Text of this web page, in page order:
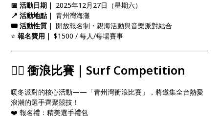
📅 活動日期｜ 2025年12月27日（星期六）
📍 活動地點｜ 青州灣海灘
🎟️ 活動性質｜ 開放報名制・親海活動與音樂派對結合
⭐報名費用｜ $1500 / 每人/每場賽事
🏄‍♂️ 衝浪比賽｜Surf Competition
暖冬派對的核心活動——「青州灣衝浪比賽」，將邀集全台熱愛
浪潮的選手齊聚競技！
❤️ 報名禮：精美選手禮包